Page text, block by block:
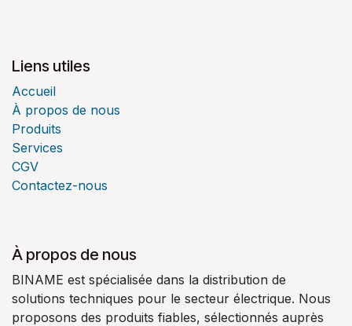
Liens utiles
Accueil
À propos de nous
Produits
Services
CGV
Contactez-nous
À propos de nous
BINAME est spécialisée dans la distribution de
solutions techniques pour le secteur électrique. Nous
proposons des produits fiables, sélectionnés auprès